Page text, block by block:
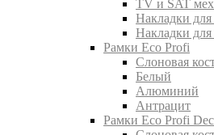
TV и SAT
Накладки для
Накладки для
Рамки Eco Profi
Слоновая
Белый
Алюминий
Антрацит
Рамки Eco Profi